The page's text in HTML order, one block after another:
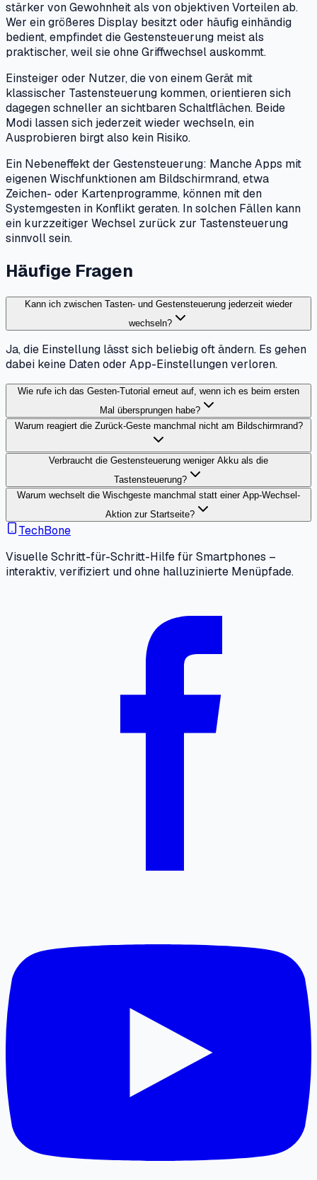
stärker von Gewohnheit als von objektiven Vorteilen ab.
Wer ein größeres Display besitzt oder häufig einhändig
bedient, empfindet die Gestensteuerung meist als
praktischer, weil sie ohne Griffwechsel auskommt.
Einsteiger oder Nutzer, die von einem Gerät mit
klassischer Tastensteuerung kommen, orientieren sich
dagegen schneller an sichtbaren Schaltflächen. Beide
Modi lassen sich jederzeit wieder wechseln, ein
Ausprobieren birgt also kein Risiko.
Ein Nebeneffekt der Gestensteuerung: Manche Apps mit
eigenen Wischfunktionen am Bildschirmrand, etwa
Zeichen- oder Kartenprogramme, können mit den
Systemgesten in Konflikt geraten. In solchen Fällen kann
ein kurzzeitiger Wechsel zurück zur Tastensteuerung
sinnvoll sein.
Häufige Fragen
Kann ich zwischen Tasten- und Gestensteuerung jederzeit wieder
wechseln?
Ja, die Einstellung lässt sich beliebig oft ändern. Es gehen
dabei keine Daten oder App-Einstellungen verloren.
Wie rufe ich das Gesten-Tutorial erneut auf, wenn ich es beim ersten
Mal übersprungen habe?
Warum reagiert die Zurück-Geste manchmal nicht am Bildschirmrand?
Verbraucht die Gestensteuerung weniger Akku als die
Tastensteuerung?
Warum wechselt die Wischgeste manchmal statt einer App-Wechsel-
Aktion zur Startseite?
TechBone
Visuelle Schritt-für-Schritt-Hilfe für Smartphones –
interaktiv, verifiziert und ohne halluzinierte Menüpfade.